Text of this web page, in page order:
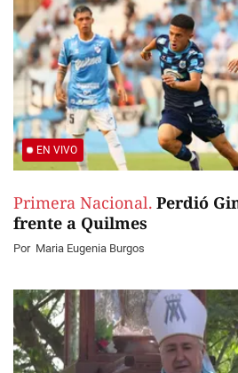
EN VIVO
Primera Nacional. Perdió
frente a Quilmes
Por Maria Eugenia Burgos